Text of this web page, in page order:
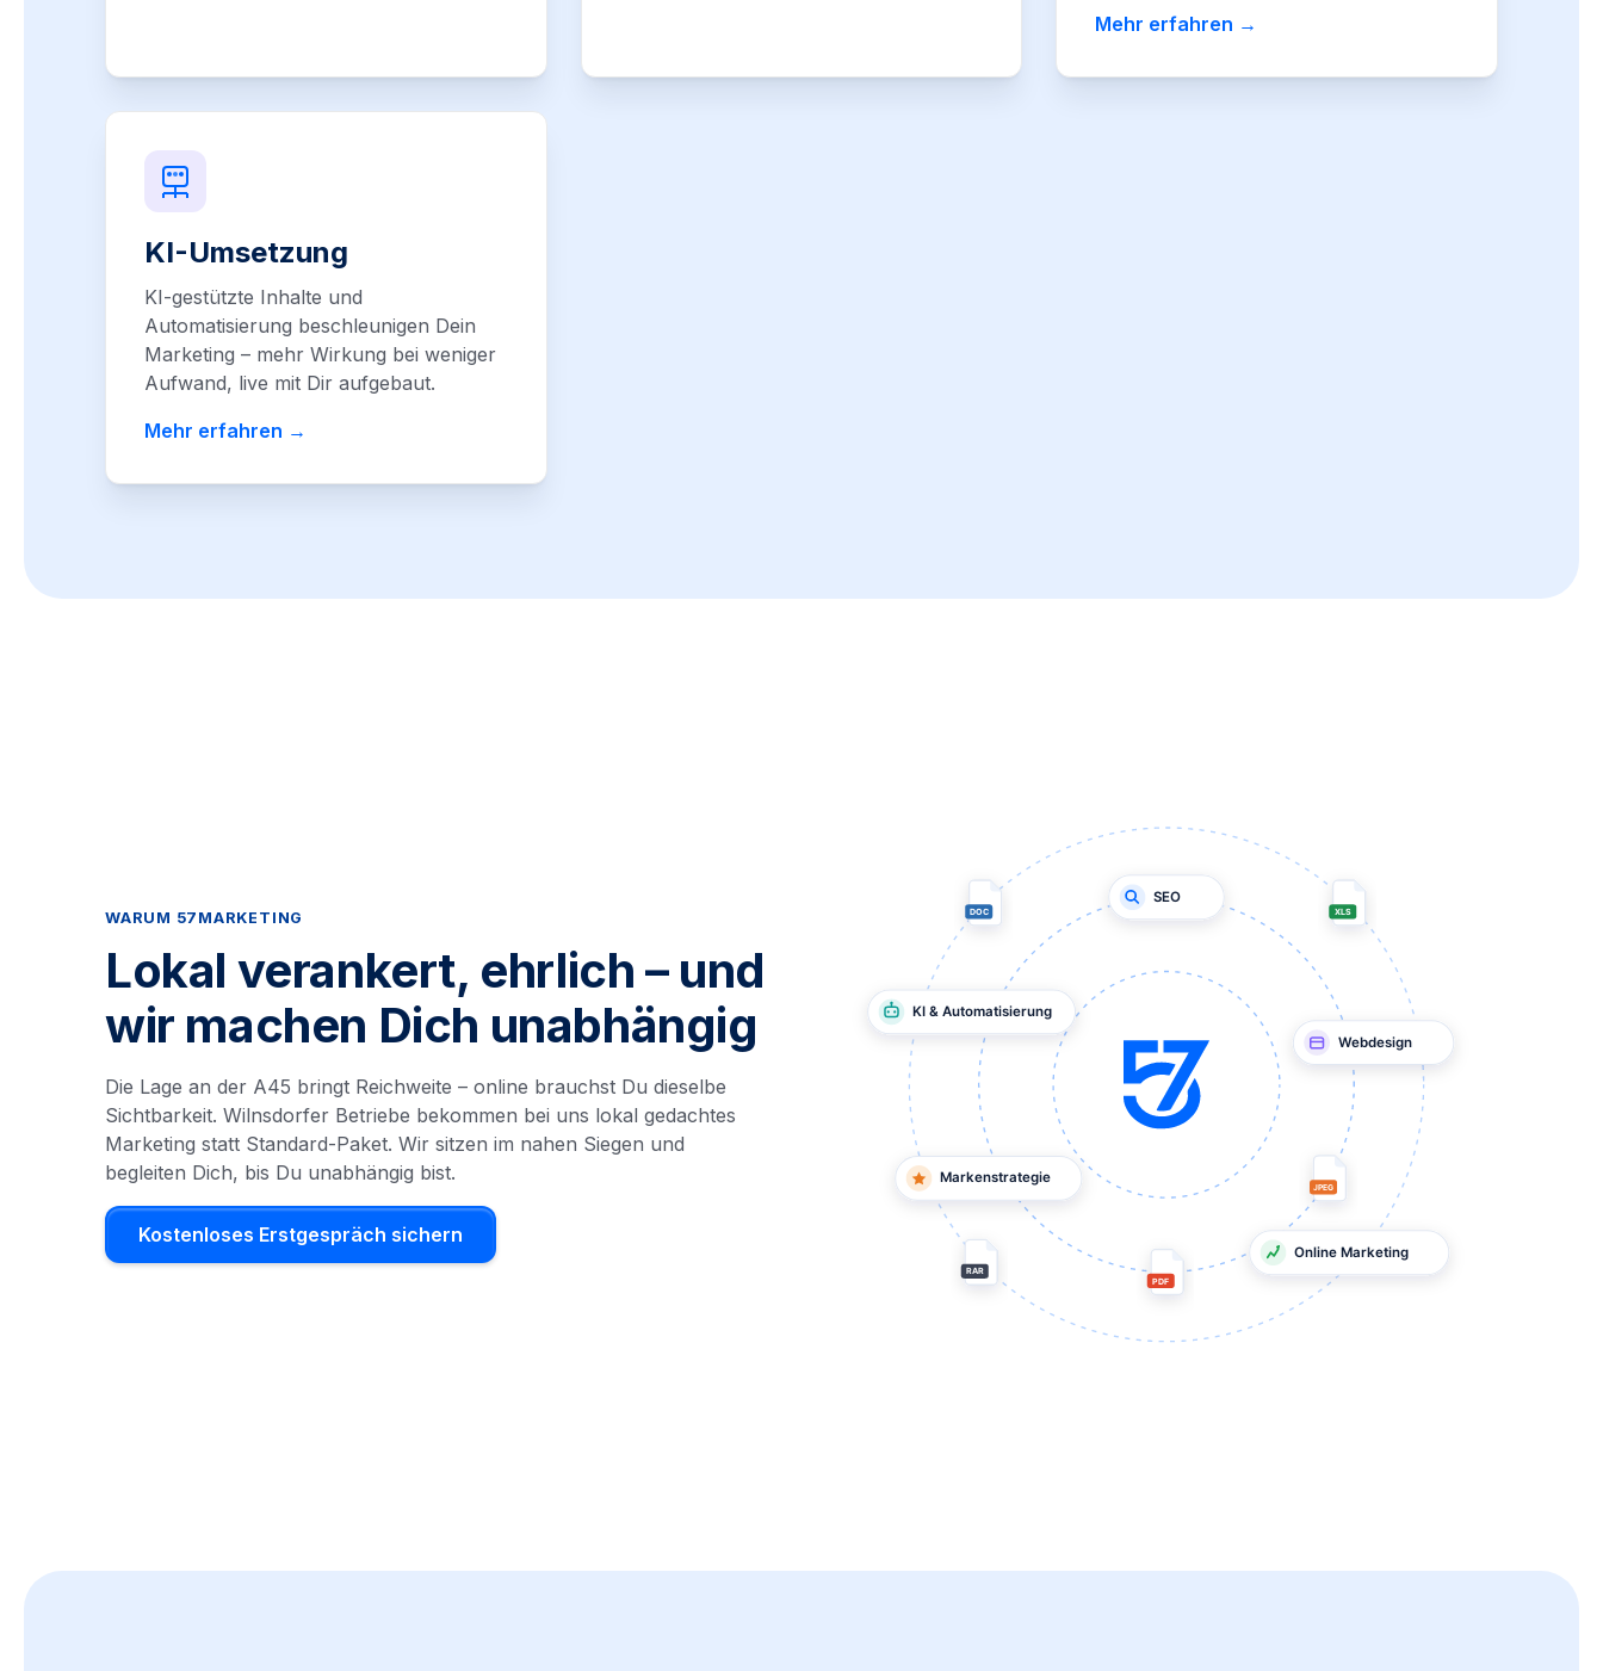
Mehr erfahren →
KI-Umsetzung
KI-gestützte Inhalte und
Automatisierung beschleunigen Dein
Marketing – mehr Wirkung bei weniger
Aufwand, live mit Dir aufgebaut.
Mehr erfahren →
WARUM 57MARKETING
Lokal verankert, ehrlich – und
wir machen Dich unabhängig
Die Lage an der A45 bringt Reichweite – online brauchst Du dieselbe
Sichtbarkeit. Wilnsdorfer Betriebe bekommen bei uns lokal gedachtes
Marketing statt Standard-Paket. Wir sitzen im nahen Siegen und
begleiten Dich, bis Du unabhängig bist.
Kostenloses Erstgespräch sichern